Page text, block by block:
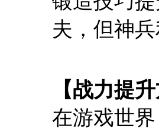
夫，但神
【战力提
在游戏世